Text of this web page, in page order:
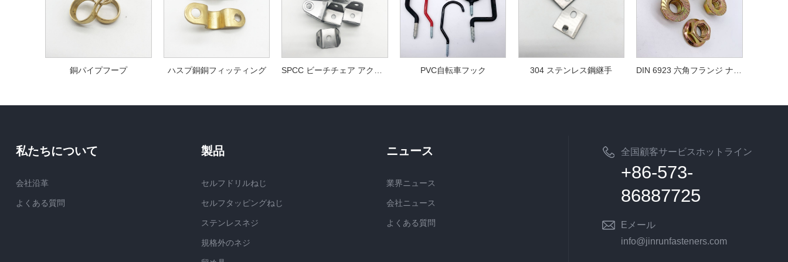
銅パイプフープ ハスプ銅銅フィッティング PVC自転車フック 304 ステンレス鋼継手
全国顧客サービスホットライン
+86-573-
86887725
Eメール
info@jinrunfasteners.com
私たちについて
会社沿革
よくある質問
製品
セルフドリルねじ
セルフタッピングねじ
ステンレスネジ
規格外のネジ
ニュース
業界ニュース
会社ニュース
よくある質問